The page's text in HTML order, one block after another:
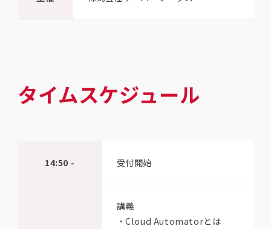
タイムスケジュール
14:50 - 受付開始
講義
・Cloud Automatorとは